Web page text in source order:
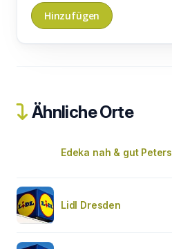
Ähnliche Orte
Edeka nah & gut Peters
Lidl Dresden